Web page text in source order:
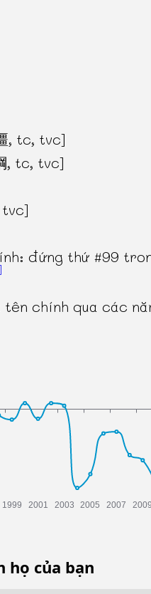
, tc, tvc]
, tc, tvc]
đứng thứ #99
chính qua các
họ của bạn